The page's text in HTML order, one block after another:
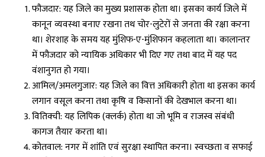
फौजदार: यह जिले का मुख्य प्रशासक होता था। इसका कार्य जिले में
कानून व्यवस्था बनाए रखना तथ चोर-लुटेरों से जनता की रक्षा करना
था। शेरशाह के समय यह मुंशिफ-ए-मुंशिफान कहलाता था। कालान्तर
में फौजदार को न्यायिक अधिकार भी दिए गए तथा बाद में यह पद
वंशानुगत हो गया।
आमिल/अमलगुजार: यह जिले का वित्त अधिकारी होता था इसका कार्य
लगान वसूल करना तथा कृषि व किसानों की देखभाल करना था।
वितिक्ची: यह लिपिक (क्लर्क) होता था जो भूमि व राजस्व संबंधी
कागज तैयार करता था।
कोतवाल: नगर में शांति एवं सुरक्षा स्थापित करना। स्वच्छता व सफाई